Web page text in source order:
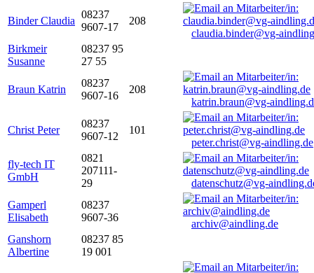
Binder Claudia
08237
9607-17
208
claudia.binder@vg-
Birkmeir
Susanne
08237 95
27 55
Braun Katrin
08237
9607-16
208
katrin.braun@vg-
Christ Peter
08237
9607-12
101
peter.christ@vg-aindling.de
fly-tech IT
GmbH
0821
207111-
29
datenschutz@vg-
Gamperl
Elisabeth
08237
9607-36
archiv@aindling.de
Ganshorn
Albertine
08237 85
19 001